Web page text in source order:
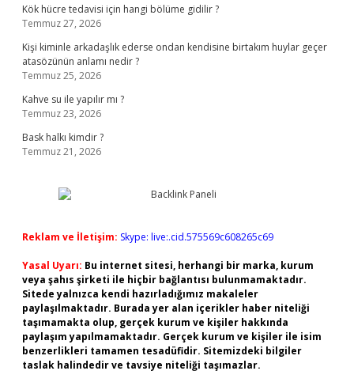
Kök hücre tedavisi için hangi bölüme gidilir ?
Temmuz 27, 2026
Kişi kiminle arkadaşlık ederse ondan kendisine birtakım huylar geçer
atasözünün anlamı nedir ?
Temmuz 25, 2026
Kahve su ile yapılır mı ?
Temmuz 23, 2026
Bask halkı kimdir ?
Temmuz 21, 2026
Reklam ve İletişim: Skype: live:.cid.575569c608265c69
Yasal Uyarı: Bu internet sitesi, herhangi bir marka, kurum
veya şahıs şirketi ile hiçbir bağlantısı bulunmamaktadır.
Sitede yalnızca kendi hazırladığımız makaleler
paylaşılmaktadır. Burada yer alan içerikler haber niteliği
taşımamakta olup, gerçek kurum ve kişiler hakkında
paylaşım yapılmamaktadır. Gerçek kurum ve kişiler ile isim
benzerlikleri tamamen tesadüfidir. Sitemizdeki bilgiler
taslak halindedir ve tavsiye niteliği taşımazlar.